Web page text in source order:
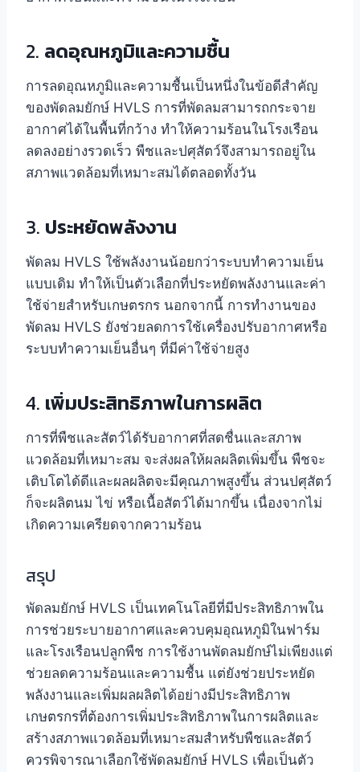
2. ลดอุณหภูมิและความชื้น
การลดอุณหภูมิและความชื้นเป็นหนึ่งในข้อดีสำคัญ
ของพัดลมยักษ์ HVLS การที่พัดลมสามารถกระจาย
อากาศได้ในพื้นที่กว้าง ทำให้ความร้อนในโรงเรือน
ลดลงอย่างรวดเร็ว พืชและปศุสัตว์จึงสามารถอยู่ใน
สภาพแวดล้อมที่เหมาะสมได้ตลอดทั้งวัน
3. ประหยัดพลังงาน
พัดลม HVLS ใช้พลังงานน้อยกว่าระบบทำความเย็น
แบบเดิม ทำให้เป็นตัวเลือกที่ประหยัดพลังงานและค่า
ใช้จ่ายสำหรับเกษตรกร นอกจากนี้ การทำงานของ
พัดลม HVLS ยังช่วยลดการใช้เครื่องปรับอากาศหรือ
ระบบทำความเย็นอื่นๆ ที่มีค่าใช้จ่ายสูง
4. เพิ่มประสิทธิภาพในการผลิต
การที่พืชและสัตว์ได้รับอากาศที่สดชื่นและสภาพ
แวดล้อมที่เหมาะสม จะส่งผลให้ผลผลิตเพิ่มขึ้น พืชจะ
เติบโตได้ดีและผลผลิตจะมีคุณภาพสูงขึ้น ส่วนปศุสัตว์
ก็จะผลิตนม ไข่ หรือเนื้อสัตว์ได้มากขึ้น เนื่องจากไม่
เกิดความเครียดจากความร้อน
สรุป
พัดลมยักษ์ HVLS เป็นเทคโนโลยีที่มีประสิทธิภาพใน
การช่วยระบายอากาศและควบคุมอุณหภูมิในฟาร์ม
และโรงเรือนปลูกพืช การใช้งานพัดลมยักษ์ไม่เพียงแต่
ช่วยลดความร้อนและความชื้น แต่ยังช่วยประหยัด
พลังงานและเพิ่มผลผลิตได้อย่างมีประสิทธิภาพ
เกษตรกรที่ต้องการเพิ่มประสิทธิภาพในการผลิตและ
สร้างสภาพแวดล้อมที่เหมาะสมสำหรับพืชและสัตว์
ควรพิจารณาเลือกใช้พัดลมยักษ์ HVLS เพื่อเป็นตัว